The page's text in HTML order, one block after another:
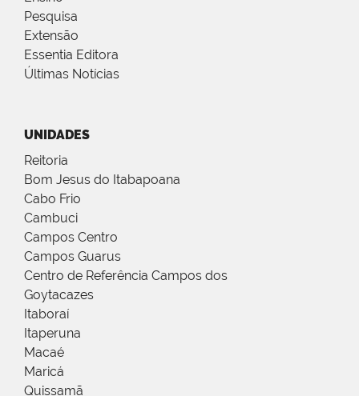
Pesquisa
Extensão
Essentia Editora
Últimas Notícias
UNIDADES
Reitoria
Bom Jesus do Itabapoana
Cabo Frio
Cambuci
Campos Centro
Campos Guarus
Centro de Referência Campos dos
Goytacazes
Itaboraí
Itaperuna
Macaé
Maricá
Quissamã